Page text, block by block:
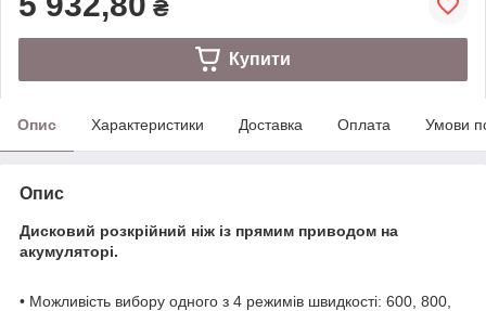
₴
Купити
Опис Характеристики Доставка Оплата Умови
Опис
Дисковий розкрійний ніж із прямим приводом на
акумуляторі.
• Можливість вибору одного з 4 режимів швидкості: 600, 800,